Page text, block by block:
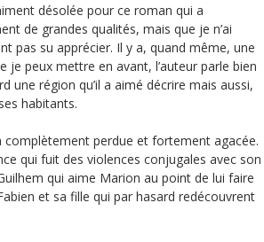
désolée pour ce roman qui a
de grandes qualités, mais que je n’ai
pas su apprécier. Il y a, quand même, une
je peux mettre en avant, l’auteur parle bien
une région qu’il a aimé décrire mais aussi,
habitants.
complètement perdue et fortement agacée.
qui fuit des violences conjugales avec son
qui aime Marion au point de lui faire
et sa fille qui par hasard redécouvrent